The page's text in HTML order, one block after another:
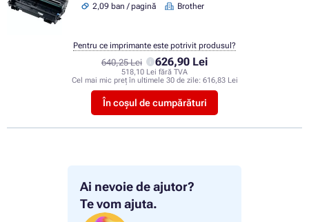
Ai nevoie de ajutor?
Te vom ajuta.
2,09 ban / pagină
Brother
640,25 Lei 626,90 Lei
518,10 Lei fără TVA
Cel mai mic preț în ultimele 30 de zile: 616,83 Lei
În coșul de cumpărături
Pentru ce imprimante este potrivit produsul?